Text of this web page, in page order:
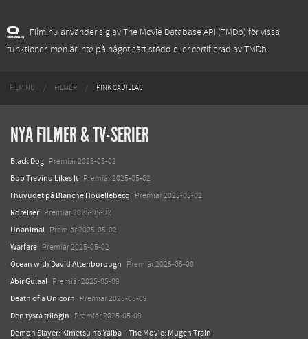
Film.nu använder sig av The Movie Database API (TMDb) för vissa
funktioner, men är inte på något sätt stödd eller certifierad av TMDb.
FILM.NU FILMER PINK CADILLAC
NYA FILMER & TV-SERIER
Black Dog Premiär 2025-05-02
Bob Trevino Likes It Premiär 2025-05-02
I huvudet på Blanche Houellebecq Premiär 2025-05-02
Rörelser Premiär 2025-05-02
Unanimal Premiär 2025-05-02
Warfare Premiär 2025-05-02
Ocean with David Attenborough Premiär 2025-05-08
Abir Gulaal Premiär 2025-05-09
Death of a Unicorn Premiär 2025-05-09
Den tysta trilogin Premiär 2025-05-09
Demon Slayer: Kimetsu no Yaiba – The Movie: Mugen Train